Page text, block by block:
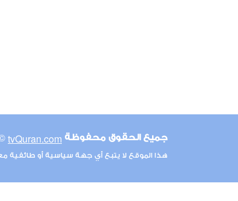
جميع الحقوق محفوظة tvQuran.com© ـ
هذا الموقع لا يتبع أي جهة سياسية أو طائفية